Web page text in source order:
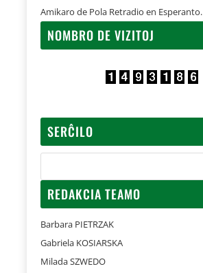
Amikaro de Pola Retradio en Esperanto.
NOMBRO DE VIZITOJ
SERĈILO
REDAKCIA TEAMO
Barbara PIETRZAK
Gabriela KOSIARSKA
Milada SZWEDO